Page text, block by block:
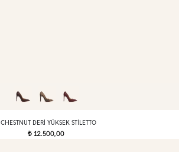
CHESTNUT DERI YÜKSEK STILETTO
t 12.500,00